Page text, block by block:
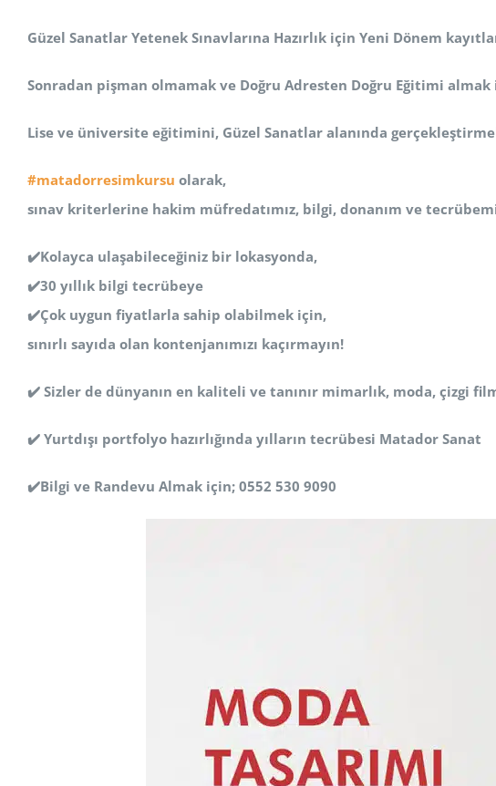
Güzel Sanatlar Yetenek Sınavlarına Hazırlık için Yeni Dönem
Sonradan pişman olmamak ve Doğru Adresten Doğru Eğitimi almak
Lise ve üniversite eğitimini, Güzel Sanatlar alanında
#matadorresimkursu olarak,
sınav kriterlerine hakim müfredatımız, bilgi, donanım ve
✔️Kolayca ulaşabileceğiniz bir lokasyonda,
✔️30 yıllık bilgi tecrübeye
✔️Çok uygun fiyatlarla sahip olabilmek için,
sınırlı sayıda olan kontenjanımızı kaçırmayın!
✔️ Sizler de dünyanın en kaliteli ve tanınır mimarlık, moda, çizgi
✔️ Yurtdışı portfolyo hazırlığında yılların tecrübesi Matador Sanat
✔️Bilgi ve Randevu Almak için; 0552 530 9090